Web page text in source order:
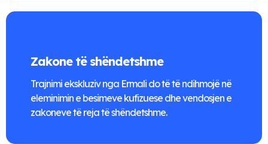
Zakone të shëndetshme
Trajnimi ekskluziv nga Ermali do të të ndihmojë në
eleminimin e besimeve kufizuese dhe vendosjen e
zakoneve të reja të shëndetshme.